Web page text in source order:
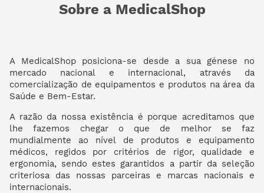
Sobre a MedicalShop
A MedicalShop posiciona-se desde a sua génese no
mercado nacional e internacional, através da
comercialização de equipamentos e produtos na área da
Saúde e Bem-Estar.
A razão da nossa existência é porque acreditamos que
lhe fazemos chegar o que de melhor se faz
mundialmente ao nível de produtos e equipamento
médicos, regidos por critérios de rigor, qualidade e
ergonomia, sendo estes garantidos a partir da seleção
criteriosa das nossas parceiras e marcas nacionais e
internacionais.